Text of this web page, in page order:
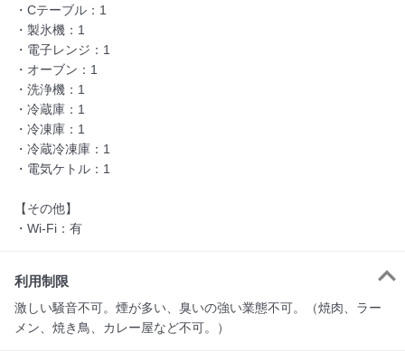
・Cテーブル：1
・製氷機：1
・電子レンジ：1
・オーブン：1
・洗浄機：1
・冷蔵庫：1
・冷凍庫：1
・冷蔵冷凍庫：1
・電気ケトル：1
【その他】
利用制限
激しい騒音不可。煙が多い、臭いの強い業態不可。（焼肉、ラー
メン、焼き鳥、カレー屋など不可。）